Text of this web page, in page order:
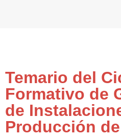
Temario del
Formativo de
de
Producción